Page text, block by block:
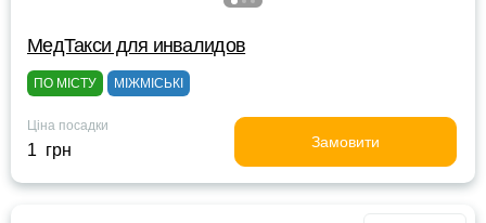
МедТакси для инвалидов
ПО МІСТУ МІЖМІСЬКІ
Ціна посадки
1 грн Замовити